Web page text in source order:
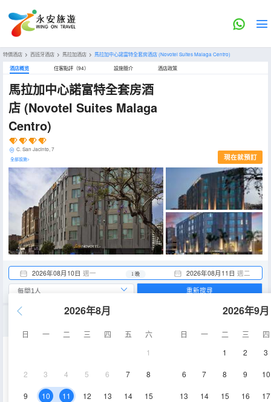
特價酒店 > 西班牙酒店 > 馬拉加酒店 > 馬拉加中心諾富特全套房酒店(Novotel Suites Malaga Centro)
酒店概览 住客點評（94） 設施簡介 酒店政策
馬拉加中心諾富特全套房酒
店 (Novotel Suites Malaga
Centro)
C. San Jacinto, 7
全部設施> 現在就預訂
2026年08月10日 週一 2026年08月11日 週二
1 晚
2026年8月
日 一 二 三 四 五
六
1
2 3 4 5 6 7 8
9 10 11 12 13 14 15
2026年9月
日 一 二 三
四
1
2 3
6 7 8 9 10
13 14 15 16 17
重新搜尋
電視機